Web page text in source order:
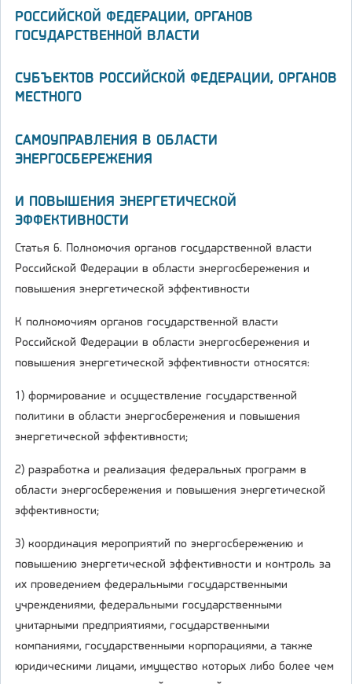
РОССИЙСКОЙ ФЕДЕРАЦИИ, ОРГАНОВ
ГОСУДАРСТВЕННОЙ ВЛАСТИ
СУБЪЕКТОВ РОССИЙСКОЙ ФЕДЕРАЦИИ, ОРГАНОВ
МЕСТНОГО
САМОУПРАВЛЕНИЯ В ОБЛАСТИ
ЭНЕРГОСБЕРЕЖЕНИЯ
И ПОВЫШЕНИЯ ЭНЕРГЕТИЧЕСКОЙ
ЭФФЕКТИВНОСТИ
Статья 6. Полномочия органов государственной власти
Российской Федерации в области энергосбережения и
повышения энергетической эффективности
К полномочиям органов государственной власти
Российской Федерации в области энергосбережения и
повышения энергетической эффективности относятся:
1) формирование и осуществление государственной
политики в области энергосбережения и повышения
энергетической эффективности;
2) разработка и реализация федеральных программ в
области энергосбережения и повышения энергетической
эффективности;
3) координация мероприятий по энергосбережению и
повышению энергетической эффективности и контроль за
их проведением федеральными государственными
учреждениями, федеральными государственными
унитарными предприятиями, государственными
компаниями, государственными корпорациями, а также
юридическими лицами, имущество которых либо более чем